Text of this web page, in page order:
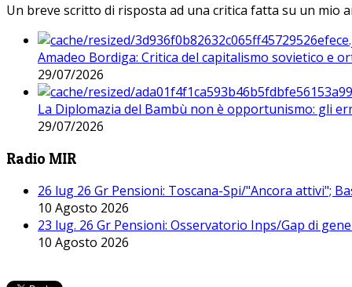
Un breve scritto di risposta ad una critica fatta su un mio
Amadeo Bordiga: Critica del capitalismo sovietico e
29/07/2026
La Diplomazia del Bambù non è opportunismo: gli
29/07/2026
Radio MIR
26 lug 26 Gr Pensioni: Toscana-Spi/"Ancora attivi";
10 Agosto 2026
23 lug. 26 Gr Pensioni: Osservatorio Inps/Gap di
10 Agosto 2026